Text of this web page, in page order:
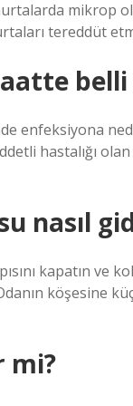
tereddüt
belli
enfeksiyona
hastalığı
nasıl
kapatın ve
köşesine
mi?